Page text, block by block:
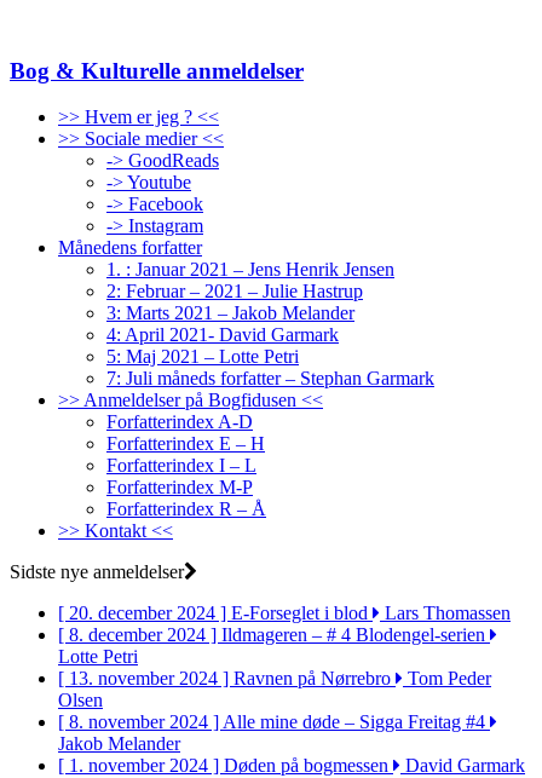
Bog & Kulturelle anmeldelser
>> Hvem er jeg ? <<
>> Sociale medier <<
-> GoodReads
-> Youtube
-> Facebook
-> Instagram
Månedens forfatter
1. : Januar 2021 – Jens Henrik Jensen
2: Februar – 2021 – Julie Hastrup
3: Marts 2021 – Jakob Melander
4: April 2021- David Garmark
5: Maj 2021 – Lotte Petri
7: Juli måneds forfatter – Stephan Garmark
>> Anmeldelser på Bogfidusen <<
Forfatterindex A-D
Forfatterindex E – H
Forfatterindex I – L
Forfatterindex M-P
Forfatterindex R – Å
>> Kontakt <<
Sidste nye anmeldelser
[ 20. december 2024 ] E-Forseglet i blod
Lars Thomassen
[ 8. december 2024 ] Ildmageren – # 4 Blodengel-serien
Lotte Petri
[ 13. november 2024 ] Ravnen på Nørrebro
Tom Peder
Olsen
[ 8. november 2024 ]Alle mine døde – Sigga Freitag #4
Jakob Melander
[ 1. november 2024 ] Døden på bogmessen
David Garmark